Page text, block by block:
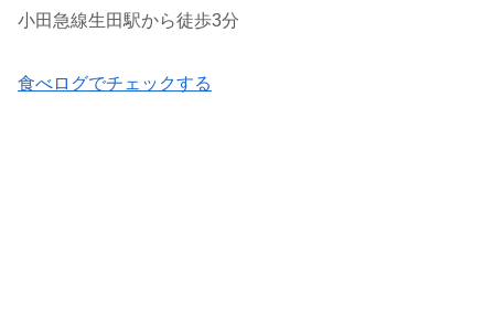
小田急線生田駅から徒歩3分
食べログでチェックする